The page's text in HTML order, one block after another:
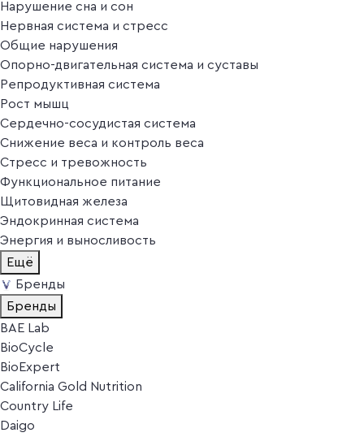
Нарушение сна и сон
Нервная система и стресс
Общие нарушения
Опорно-двигательная система и суставы
Репродуктивная система
Рост мышц
Сердечно-сосудистая система
Снижение веса и контроль веса
Стресс и тревожность
Функциональное питание
Щитовидная железа
Эндокринная система
Энергия и выносливость
Ещё
Бренды
Бренды
BAE Lab
BioCycle
BioExpert
California Gold Nutrition
Country Life
Daigo